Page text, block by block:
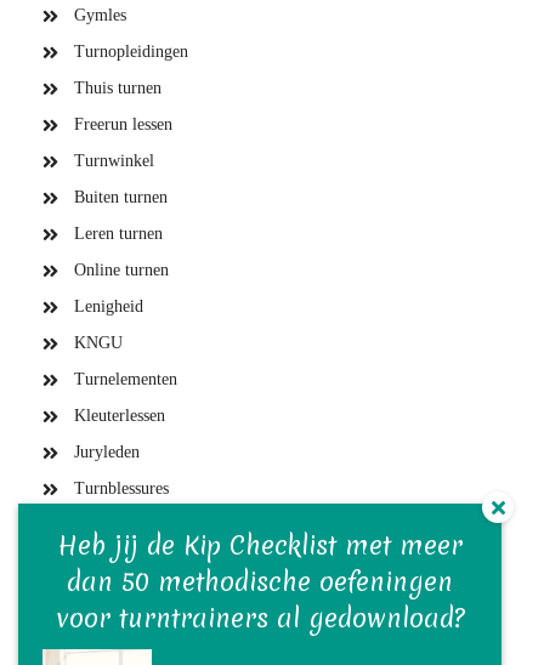
Gymles
Turnopleidingen
Thuis turnen
Freerun lessen
Turnwinkel
Buiten turnen
Leren turnen
Online turnen
Lenigheid
KNGU
Turnelementen
Kleuterlessen
Juryleden
Turnblessures
Gymvereniging en bestuur
Turnwedstrijden
Turn(st)ers
Heb jij de Kip Checklist met meer
dan 50 methodische oefeningen
voor turntrainers al gedownload?